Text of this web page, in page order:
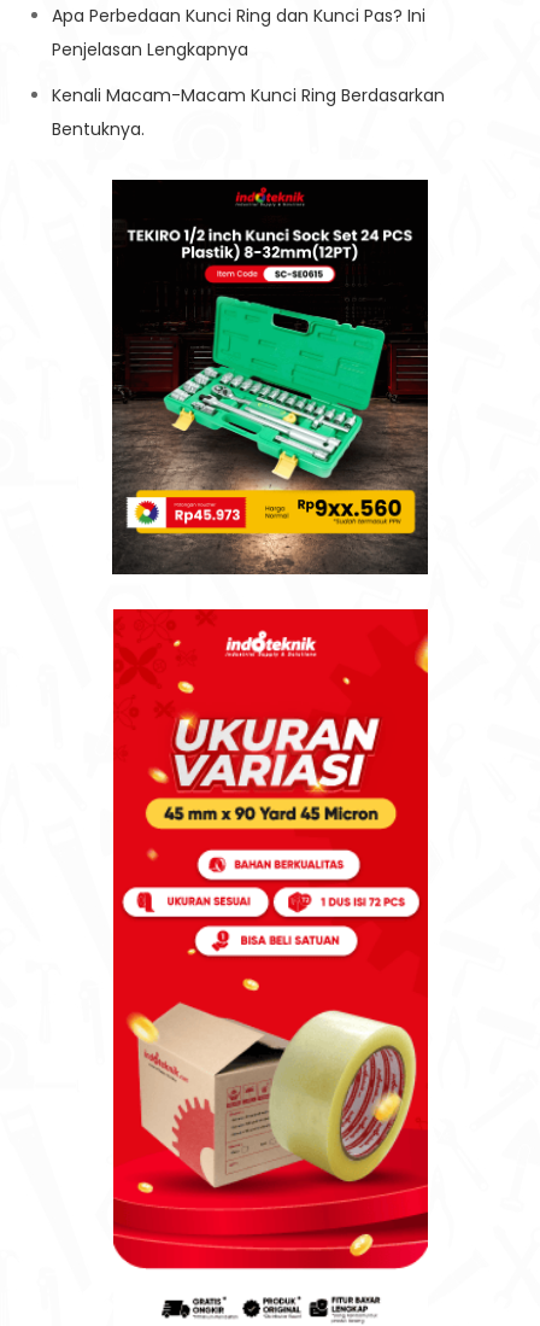
Apa Perbedaan Kunci Ring dan Kunci Pas? Ini
Penjelasan Lengkapnya
Kenali Macam-Macam Kunci Ring Berdasarkan
Bentuknya.